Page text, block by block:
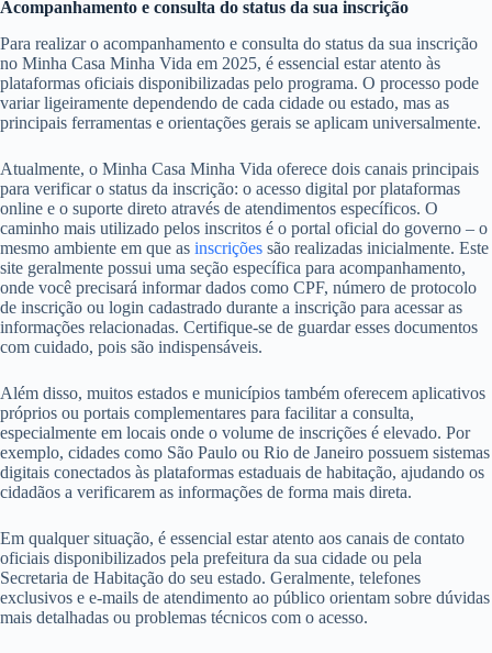
Acompanhamento e consulta do status da sua inscrição
Para realizar o acompanhamento e consulta do status da sua inscrição
no Minha Casa Minha Vida em 2025, é essencial estar atento às
plataformas oficiais disponibilizadas pelo programa. O processo pode
variar ligeiramente dependendo de cada cidade ou estado, mas as
principais ferramentas e orientações gerais se aplicam universalmente.
Atualmente, o Minha Casa Minha Vida oferece dois canais principais
para verificar o status da inscrição: o acesso digital por plataformas
online e o suporte direto através de atendimentos específicos. O
caminho mais utilizado pelos inscritos é o portal oficial do governo – o
mesmo ambiente em que as inscrições são realizadas inicialmente. Este
site geralmente possui uma seção específica para acompanhamento,
onde você precisará informar dados como CPF, número de protocolo
de inscrição ou login cadastrado durante a inscrição para acessar as
informações relacionadas. Certifique-se de guardar esses documentos
com cuidado, pois são indispensáveis.
Além disso, muitos estados e municípios também oferecem aplicativos
próprios ou portais complementares para facilitar a consulta,
especialmente em locais onde o volume de inscrições é elevado. Por
exemplo, cidades como São Paulo ou Rio de Janeiro possuem sistemas
digitais conectados às plataformas estaduais de habitação, ajudando os
cidadãos a verificarem as informações de forma mais direta.
Em qualquer situação, é essencial estar atento aos canais de contato
oficiais disponibilizados pela prefeitura da sua cidade ou pela
Secretaria de Habitação do seu estado. Geralmente, telefones
exclusivos e e-mails de atendimento ao público orientam sobre dúvidas
mais detalhadas ou problemas técnicos com o acesso.